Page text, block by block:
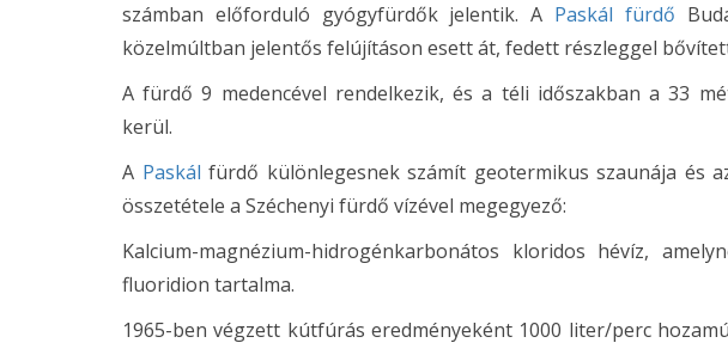
számban előforduló gyógyfürdők jelentik. A Paskál fürdő
közelmúltban jelentős felújításon esett át, fedett részleggel
A fürdő 9 medencével rendelkezik, és a téli időszakban a 33
kerül.
A Paskál fürdő különlegesnek számít geotermikus szaunája és
összetétele a Széchenyi fürdő vízével megegyező:
Kalcium-magnézium-hidrogénkarbonátos kloridos hévíz,
fluoridion tartalma.
1965-ben végzett kútfúrás eredményeként 1000 liter/perc